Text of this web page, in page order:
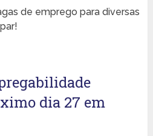
de emprego para diversas
dia 27 em